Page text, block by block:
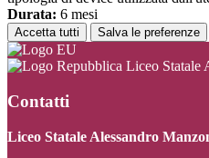
Durata: 6 mesi
Accetta tutti Salva le preferenze
Liceo Statale
Contatti
Liceo Statale Alessandro